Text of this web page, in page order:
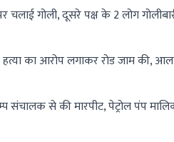
गोली, दूसरे पक्ष के 2 लोग
का आरोप लगाकर रोड जाम की,
संचालक से की मारपीट, पेट्रोल पंप